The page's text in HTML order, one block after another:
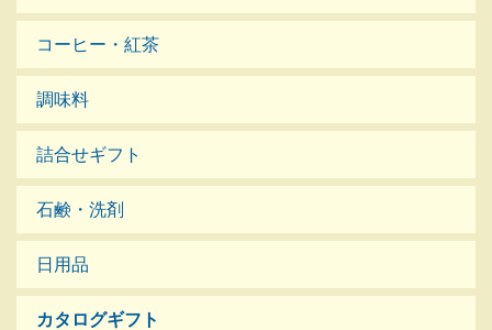
コーヒー・紅茶
調味料
詰合せギフト
石鹸・洗剤
日用品
カタログギフト